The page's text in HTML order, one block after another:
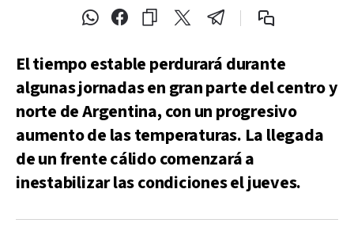
El tiempo estable perdurará durante
algunas jornadas en gran parte del centro y
norte de Argentina, con un progresivo
aumento de las temperaturas. La llegada
de un frente cálido comenzará a
inestabilizar las condiciones el jueves.